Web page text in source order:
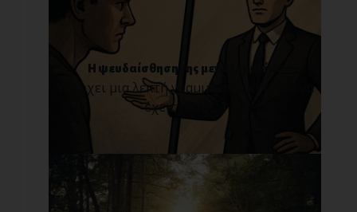
Η ψευδαίσθηση της μεγαλομανίας
Υπάρχει μια λεπτή γραμμή ανάμεσα στο να
έχεις αυτο[...]